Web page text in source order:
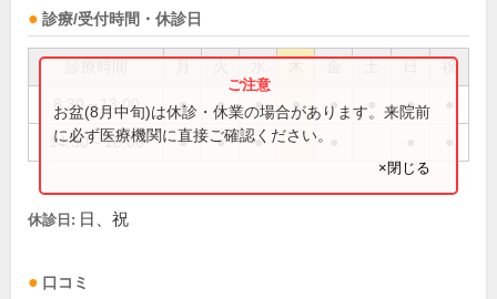
診療/受付時間・休診日
祝
8:30～13:00 ● ● ● ● ● ●
14:30～18:00 ● ● ●
お盆(8月中旬)は休診・休業の場合があります。来院前
に必ず医療機関に直接ご確認ください。
×閉じる
休診日: 日、祝
口コミ